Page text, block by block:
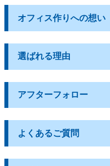
オフィス作りへの想い
選ばれる理由
アフターフォロー
よくあるご質問